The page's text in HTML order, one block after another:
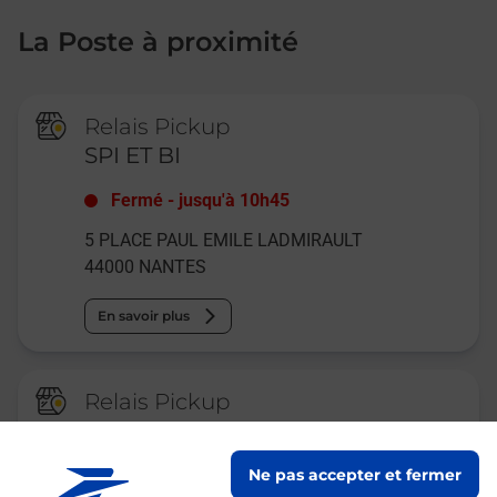
Ne pas accepter et fermer
La Poste à proximité
Relais Pickup
SPI ET BI
Fermé - jusqu'à 10h45
5 PLACE PAUL EMILE LADMIRAULT
44000 NANTES
En savoir plus
Relais Pickup
CONSIGNE MULTISERVICES